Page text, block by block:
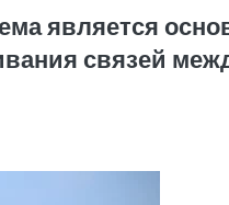
является
связей